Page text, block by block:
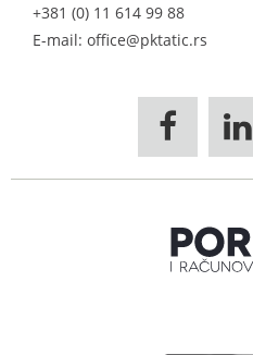
+381 (0) 11 614 99 88
E-mail: office@pktatic.rs
 